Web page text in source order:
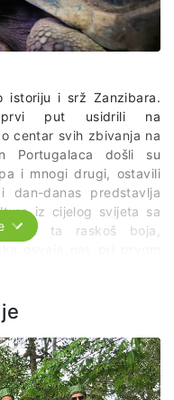
istoriju i srž Zanzibara.
put usidrili na
centar svih zbivanja na
Portugalaca došli su
i mnogi drugi, ostavili
danas predstavlja
iz cijelog svijeta sa
Sva ta raskoš boja,
tvrđavu koja se zove i
udarili Portugalci.
i sve to vrijeme bila
Posljednjih nekoliko
raznih kulturnih